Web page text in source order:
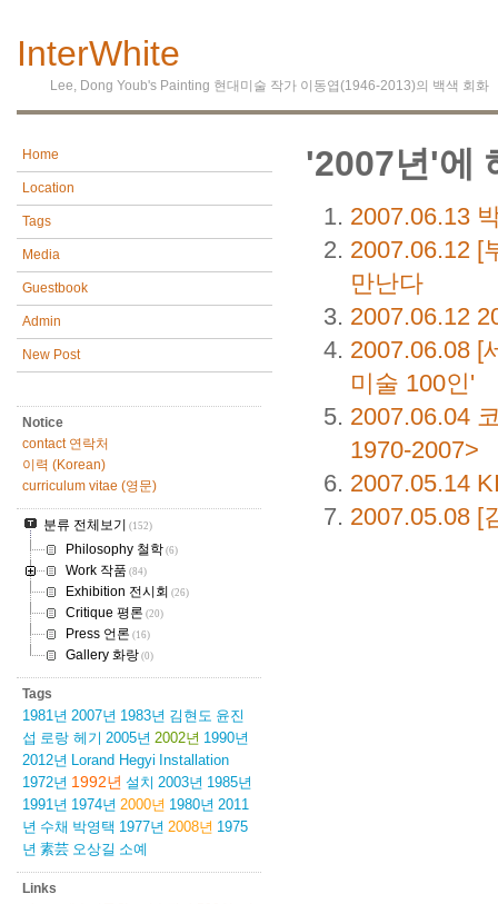
InterWhite
Lee, Dong Youb's Painting 현대미술 작가 이동엽(1946-2013)의 백색 회화
Home
Location
Tags
Media
Guestbook
Admin
New Post
Notice
contact 연락처
이력 (Korean)
curriculum vitae (영문)
분류 전체보기 (152)
Philosophy 철학 (6)
Work 작품 (84)
Exhibition 전시회 (26)
Critique 평론 (20)
Press 언론 (16)
Gallery 화랑 (0)
Tags
1981년 2007년 1983년 김현도 윤진
섭 로랑 헤기 2005년 2002년 1990년
2012년 Lorand Hegyi Installation
1972년 1992년 설치 2003년 1985년
1991년 1974년 2000년 1980년 2011
년 수채 박영택 1977년 2008년 1975
년 素芸 오상길 소예
Links
'2007년'에
2007.06.13
2007.06.12 [
만난다
2007.06.12
2007.06.08 [
미술 100인'
2007.06.04
1970-2007>
2007.05.14
2007.05.08 [